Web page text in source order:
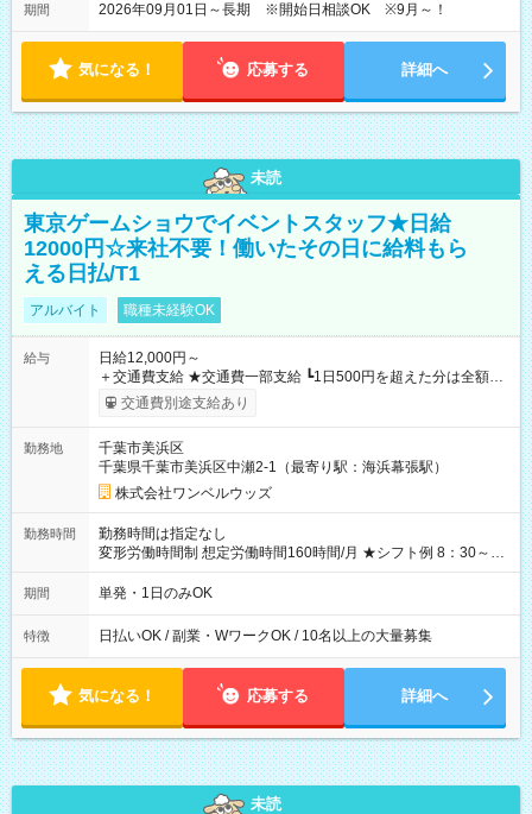
期間 2026年09月01日～長期 ※開始日相談OK ※9月～！
気になる！ 応募する 詳細へ
未読
東京ゲームショウでイベントスタッフ★日給
12000円☆来社不要！働いたその日に給料もら
える日払/T1
アルバイト 職種未経験OK
給与
日給12,000円～
＋交通費支給 ★交通費一部支給 ┗1日500円を超えた分は全額支
給！ ※往復500円以内の方は自己負担となります ★日払いOK！
（規定あり） ┗働いたその日に現金GET♪ お仕事後はコンビニ
なし
交通費別途支給あり
勤務地
千葉市美浜区
千葉県千葉市美浜区中瀬2-1（最寄り駅：海浜幕張駅）
株式会社ワンベルウッズ
勤務時間
勤務時間は指定なし
変形労働時間制 想定労働時間160時間/月 ★シフト例 8：30～
19：00
期間 単発・1日のみOK
特徴 日払いOK / 副業・WワークOK / 10名以上の大量募集
気になる！ 応募する 詳細へ
未読